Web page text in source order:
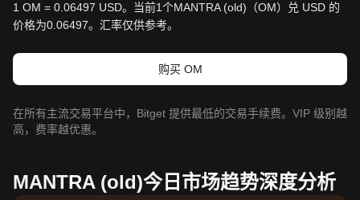
1 OM = 0.06497 USD。当前1个MANTRA (old)（OM）兑 USD 的
价格为0.06497。汇率仅供参考。
购买 OM
在所有主流交易平台中，Bitget 提供最低的交易手续费。VIP 级别越
高，费率越优惠。
MANTRA (old)今日市场趋势深度分析